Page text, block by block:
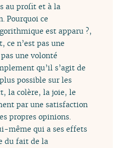
au profit et à la
Pourquoi ce
est apparu ?,
ce n’est pas une
une volonté
qu’il s’agit de
possible sur les
la colère, la joie, le
par une satisfaction
propres opinions.
même qui a ses effets
du fait de la